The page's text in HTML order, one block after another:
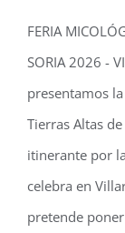
FERIA
SORIA 2026 -
presentamos
Tierras Altas
itinerante por
celebra en
pretende